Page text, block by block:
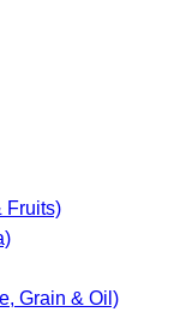
Fruits)
Grain & Oil)